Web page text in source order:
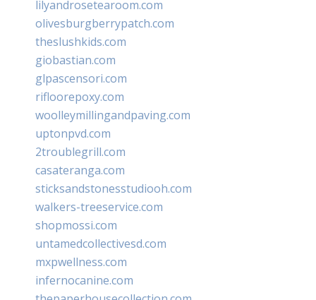
lilyandrosetearoom.com
olivesburgberrypatch.com
theslushkids.com
giobastian.com
glpascensori.com
rifloorepoxy.com
woolleymillingandpaving.com
uptonpvd.com
2troublegrill.com
casateranga.com
sticksandstonesstudiooh.com
walkers-treeservice.com
shopmossi.com
untamedcollectivesd.com
mxpwellness.com
infernocanine.com